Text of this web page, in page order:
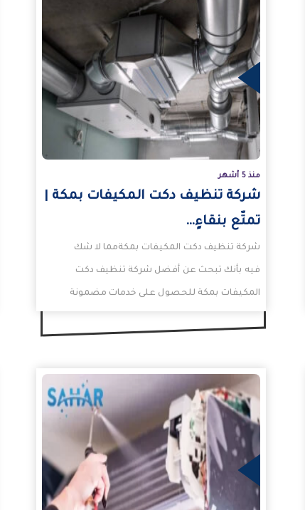
منذ 5 أشهر
شركة تنظيف دكت المكيفات بمكة |
تمتّع بنقاءٍ…
شركة تنظيف دكت المكيفات بمكةمما لا شك
فيه بأنك تبحث عن أفضل شركة تنظيف دكت
المكيفات بمكة للحصول على خدمات مضمونة